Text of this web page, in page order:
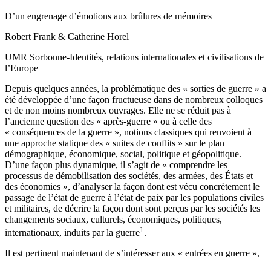
D’un engrenage d’émotions aux brûlures de mémoires
Robert Frank & Catherine Horel
UMR Sorbonne-Identités, relations internationales et civilisations de
l’Europe
Depuis quelques années, la problématique des « sorties de guerre » a
été développée d’une façon fructueuse dans de nombreux colloques
et de non moins nombreux ouvrages. Elle ne se réduit pas à
l’ancienne question des « après-guerre » ou à celle des
« conséquences de la guerre », notions classiques qui renvoient à
une approche statique des « suites de conflits » sur le plan
démographique, économique, social, politique et géopolitique.
D’une façon plus dynamique, il s’agit de « comprendre les
processus de démobilisation des sociétés, des armées, des États et
des économies », d’analyser la façon dont est vécu concrètement le
passage de l’état de guerre à l’état de paix par les populations civiles
et militaires, de décrire la façon dont sont perçus par les sociétés les
changements sociaux, culturels, économiques, politiques,
internationaux, induits par la guerre1 .
Il est pertinent maintenant de s’intéresser aux « entrées en guerre »,